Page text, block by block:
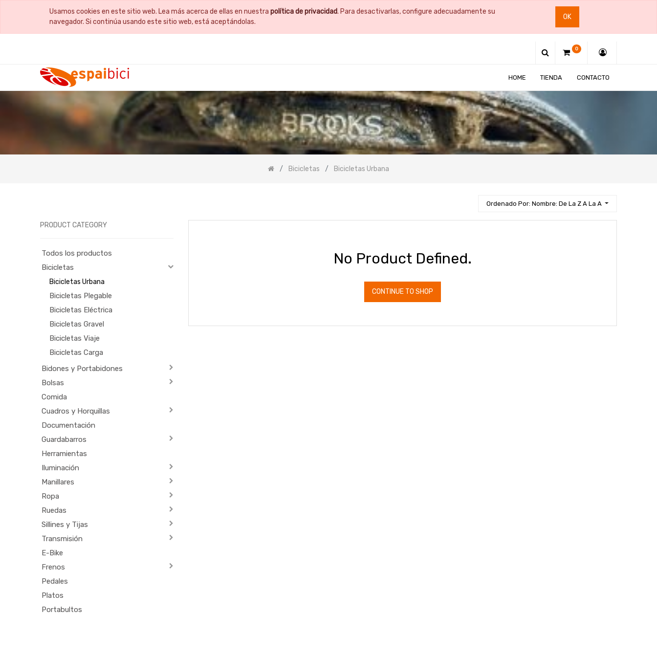
Usamos cookies en este sitio web. Lea más acerca de ellas en nuestrapolítica de privacidad. Para desactivarlas, configure adecuadamente su
navegador. Si continúa usando este sitio web, está aceptándolas.
OK
0
HOME TIENDA CONTACTO
Bicicletas Bicicletas Urbana
Ordenado Por: Nombre: De La Z A La A
PRODUCT CATEGORY
Todos los productos
Bicicletas
Bicicletas Urbana
Bicicletas Plegable
Bicicletas Eléctrica
Bicicletas Gravel
Bicicletas Viaje
Bicicletas Carga
Bidones y Portabidones
Bolsas
Comida
Cuadros y Horquillas
Documentación
Guardabarros
Herramientas
Iluminación
Manillares
Ropa
Ruedas
Sillines y Tijas
Transmisión
E-Bike
Frenos
Pedales
Platos
Portabultos
No Product Defined.
CONTINUE TO SHOP